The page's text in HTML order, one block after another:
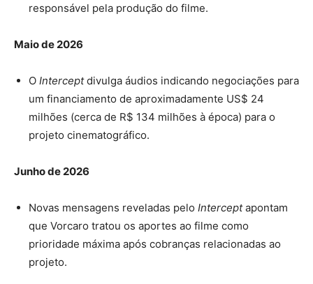
responsável pela produção do filme.
Maio de 2026
O Interceptdivulga áudios indicando negociações para
um financiamento de aproximadamente US$ 24
milhões (cerca de R$ 134 milhões à época) para o
projeto cinematográfico.
Junho de 2026
Novas mensagens reveladas pelo Interceptapontam
que Vorcaro tratou os aportes ao filme como
prioridade máxima após cobranças relacionadas ao
projeto.